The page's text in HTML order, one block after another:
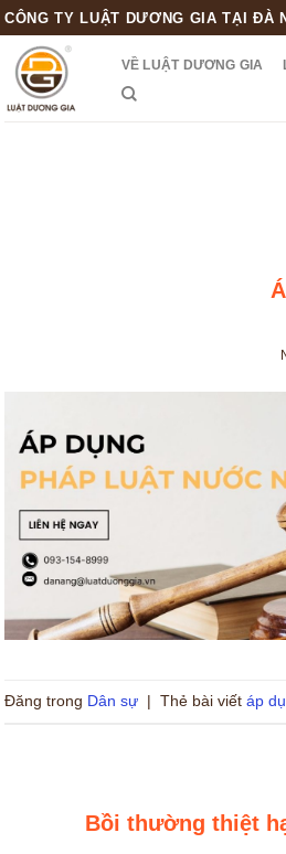
CÔNG TY LUẬT DƯƠNG GIA TẠI ĐÀ
VỀ LUẬT DƯƠNG GIA
Đăng trong Dân sự | Thẻ bài viết áp
Bồi thường thiệt